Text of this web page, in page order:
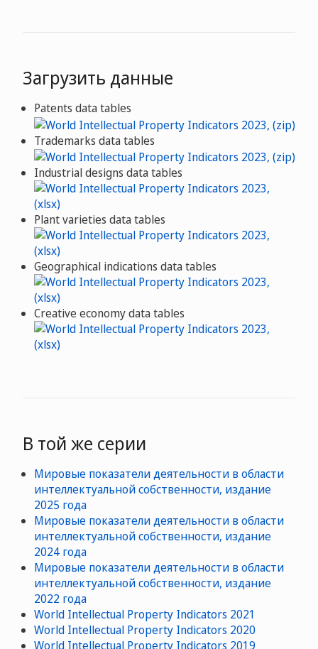
Загрузить данные
Patents data tables
Trademarks data tables
Industrial designs data tables
Plant varieties data tables
Geographical indications data tables
Creative economy data tables
В той же серии
Мировые показатели деятельности в области
интеллектуальной собственности, издание
2025 года
Мировые показатели деятельности в области
интеллектуальной собственности, издание
2024 года
Мировые показатели деятельности в области
интеллектуальной собственности, издание
2022 года
World Intellectual Property Indicators 2021
World Intellectual Property Indicators 2020
World Intellectual Property Indicators 2019